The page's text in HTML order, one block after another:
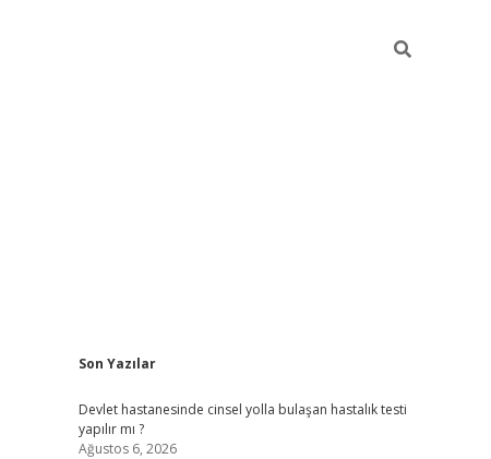
Sidebar
Son Yazılar
Devlet hastanesinde cinsel yolla bulaşan hastalık testi
yapılır mı ?
Ağustos 6, 2026